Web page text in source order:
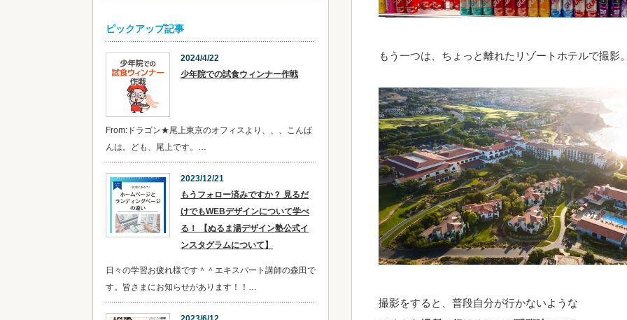
もう一つは、ちょっと離れたリゾートホテルで撮影
撮影をすると、普段自分が行かないような
ピックアップ記事
2024/4/22
少年院での試食ウィンナー作戦
From:ドラゴン★尾上東京のオフィスより、、、こんば
んは。ども、尾上です。…
2023/12/21
​​もうフォロー済みですか？ 見るだ
けでもWEBデザインについて学べ
る！ 【ぬるま湯デザイン塾公式イ
ンスタグラムについて】
日々の学習お疲れ様です＾＾エキスパート講師の森田で
す。皆さまにお知らせがあります！！…